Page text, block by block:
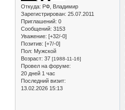
Откуда: РФ, Владимир
Зарегистрирован: 25.07.2011
Приглашений: 0
Сообщений: 3153
Уважение: [+32/-0]
Позитив: [+7/-0]
Пол: Мужской
Возраст: 37 [1988-11-16]
Провел на форуме:
20 дней 1 час
Последний визит:
13.02.2026 15:13